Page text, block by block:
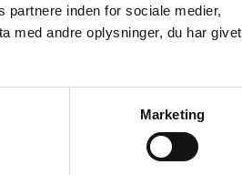
inden for sociale medier,
med andre oplysninger, du har givet
Marketing
om ruten
- Sælvig